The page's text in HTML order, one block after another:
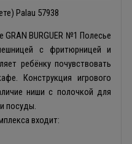
Palau 57938
BURGUER №1 Полесье
с фритюрницей и
ребёнку почувствовать
Конструкция игрового
ниши с полочкой для
посуды.
входит: